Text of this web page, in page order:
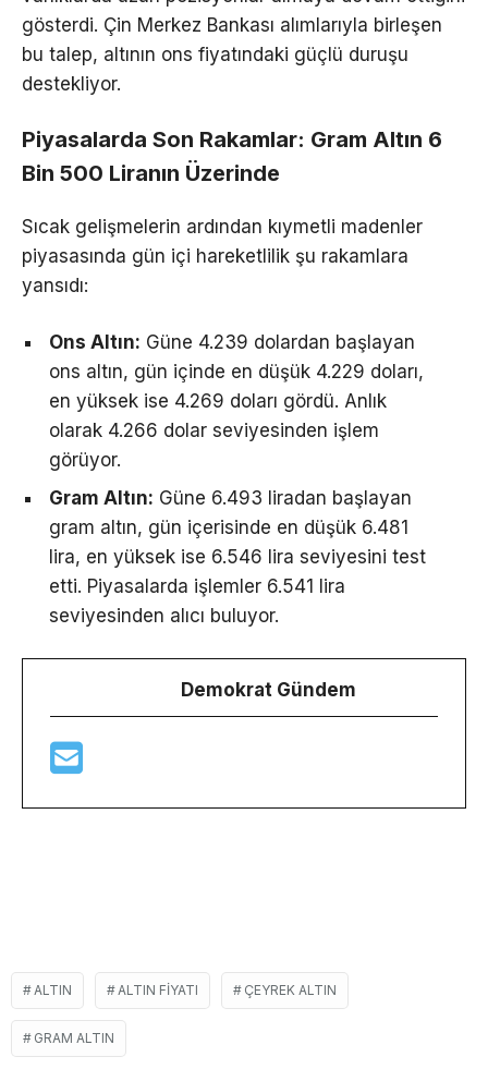
gösterdi. Çin Merkez Bankası alımlarıyla birleşen
bu talep, altının ons fiyatındaki güçlü duruşu
destekliyor.
Piyasalarda Son Rakamlar: Gram Altın 6
Bin 500 Liranın Üzerinde
Sıcak gelişmelerin ardından kıymetli madenler
piyasasında gün içi hareketlilik şu rakamlara
yansıdı:
Ons Altın: Güne 4.239 dolardan başlayan
ons altın, gün içinde en düşük 4.229 doları,
en yüksek ise 4.269 doları gördü. Anlık
olarak 4.266 dolar seviyesinden işlem
görüyor.
Gram Altın: Güne 6.493 liradan başlayan
gram altın, gün içerisinde en düşük 6.481
lira, en yüksek ise 6.546 lira seviyesini test
etti. Piyasalarda işlemler 6.541 lira
seviyesinden alıcı buluyor.
Demokrat Gündem
ALTIN ALTIN FIYATI ÇEYREK ALTIN
GRAM ALTIN